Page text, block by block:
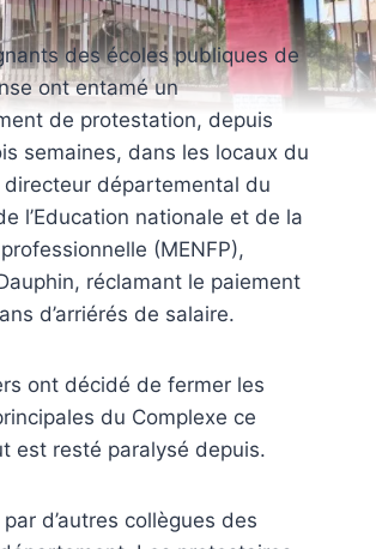
des écoles publiques de
ont entamé un
de protestation, depuis
semaines, dans les locaux du
départemental du
l’Education nationale et de la
(MENFP),
réclamant le paiement
d’arriérés de salaire.
ont décidé de fermer les
du Complexe ce
est resté paralysé depuis.
d’autres collègues des